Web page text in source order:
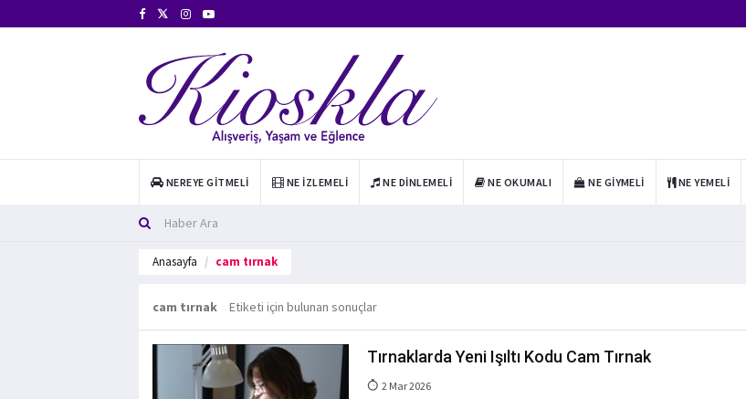
NEREYE GITMELI NE İZLEMELI NE DINLEMELI NE OKUMALI NE GIYMELI NE YEMELI
Anasayfa cam tırnak
cam tırnak Etiketi için bulunan sonuçlar
Tırnaklarda Yeni Işıltı Kodu Cam Tırnak
2 Mar 2026